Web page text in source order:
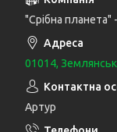
"Срібна планета"
01014,
Артур